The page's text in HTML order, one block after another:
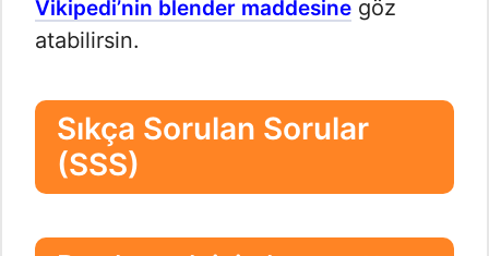
Vikipedi’nin blender maddesine göz
atabilirsin.
Sıkça Sorulan Sorular
(SSS)